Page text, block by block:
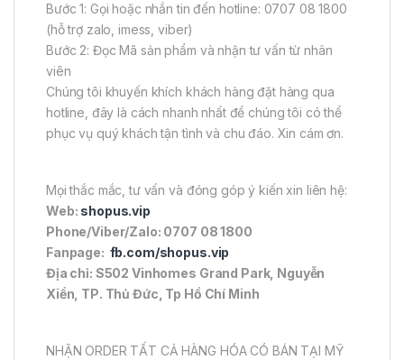
Bước 1: Gọi hoặc nhắn tin đến hotline: 0707 08 1800
(hỗ trợ zalo, imess, viber)
Bước 2: Đọc Mã sản phẩm và nhận tư vấn từ nhân
viên
Chúng tôi khuyến khích khách hàng đặt hàng qua
hotline, đây là cách nhanh nhất để chúng tôi có thể
phục vụ quý khách tận tình và chu đáo. Xin cám ơn.
Mọi thắc mắc, tư vấn và đóng góp ý kiến xin liên hệ:
Web: shopus.vip
Phone/Viber/Zalo: 0707 08 1800
Fanpage: fb.com/shopus.vip
Địa chỉ: S502 Vinhomes Grand Park, Nguyễn
Xiển, TP. Thủ Đức, Tp Hồ Chí Minh
NHẬN ORDER TẤT CẢ HÀNG HÓA CÓ BÁN TẠI MỸ